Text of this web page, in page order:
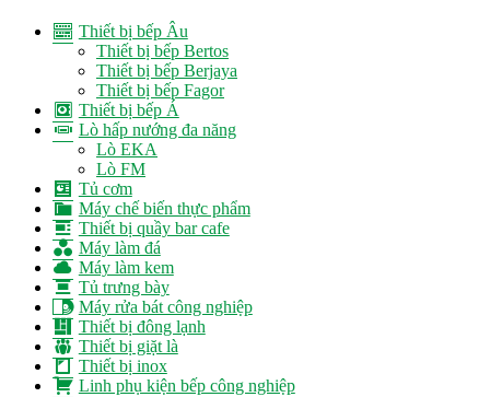
Thiết bị bếp Âu
Thiết bị bếp Bertos
Thiết bị bếp Berjaya
Thiết bị bếp Fagor
Thiết bị bếp Á
Lò hấp nướng đa năng
Lò EKA
Lò FM
Tủ cơm
Máy chế biến thực phẩm
Thiết bị quầy bar cafe
Máy làm đá
Máy làm kem
Tủ trưng bày
Máy rửa bát công nghiệp
Thiết bị đông lạnh
Thiết bị giặt là
Thiết bị inox
Linh phụ kiện bếp công nghiệp